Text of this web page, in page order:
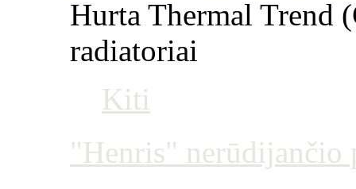
Hurta Thermal Trend
radiatoriai
Kiti
"Henris" nerūdijančio